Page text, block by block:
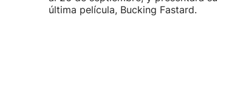
última película, Bucking Fastard.